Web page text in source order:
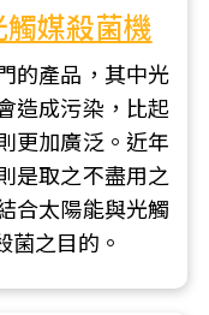
媒殺菌機
的產品，其中光
造成污染，比起
更加廣泛。近年
是取之不盡用之
合太陽能與光觸
菌之目的。